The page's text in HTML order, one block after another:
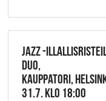
JAZZ -
DUO,
KAUPPATORI,
31.7. KLO 18:00